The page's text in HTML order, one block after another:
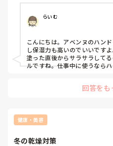
らいむ
こんにちは。アベンヌのハン
し保湿力も高いのでいいですよ
塗った直後からサラサラして
ルですね。仕事中に使うなら
回答をも
健康・美容
冬の乾燥対策